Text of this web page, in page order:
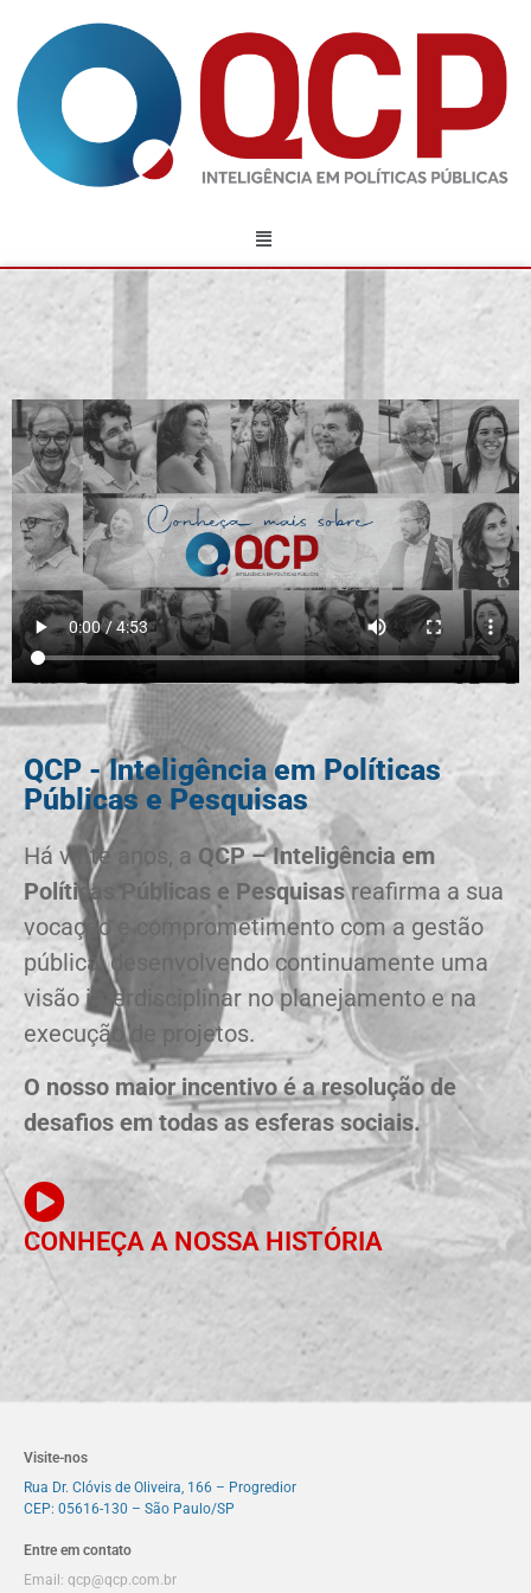
QCP - Inteligência em Políticas
Públicas e Pesquisas
Há vinte anos, a QCP – Inteligência em
Políticas Públicas e Pesquisasreafirma a sua
vocação e comprometimento com a gestão
pública, desenvolvendo continuamente uma
visão interdisciplinar no planejamento e na
execução de projetos.
O nosso maior incentivo é a resolução de
desafios em todas as esferas sociais.
CONHEÇA A NOSSA HISTÓRIA
Visite-nos
Rua Dr. Clóvis de Oliveira, 166 – Progredior
CEP: 05616-130 – São Paulo/SP
Entre em contato
Email: qcp@qcp.com.br